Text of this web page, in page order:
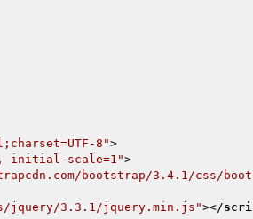
8">
initial-scale=1">
bootstrap/3.4.1/css/boot
jquery/3.3.1/jquery.min.js"></scri